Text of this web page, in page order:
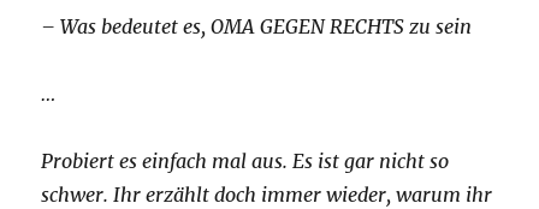
– Was bedeutet es, OMA GEGEN RECHTS zu sein
…
Probiert es einfach mal aus. Es ist gar nicht so
schwer. Ihr erzählt doch immer wieder, warum ihr